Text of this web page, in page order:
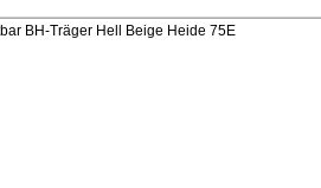
BH-Träger Hell Beige Heide 75E